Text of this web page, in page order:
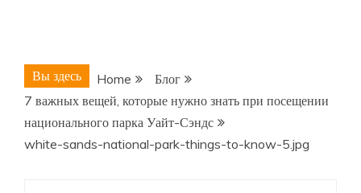
Вы здесь Home
Блог
7 важных вещей, которые нужно знать при посещении
национального парка Уайт-Сэндс
white-sands-national-park-things-to-know-5.jpg